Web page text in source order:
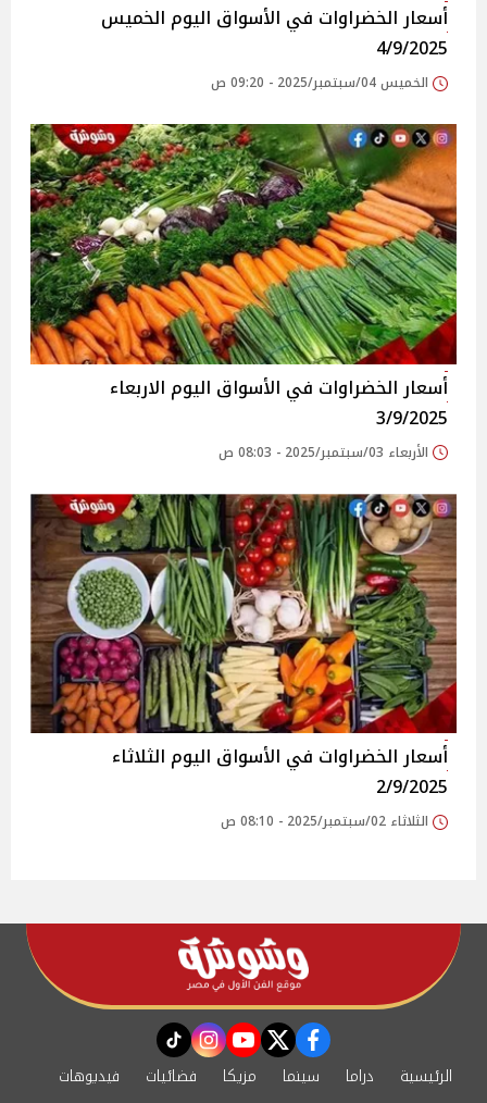
أسعار الخضراوات في الأسواق‎‎ اليوم الخميس
4/9/2025
الخميس 04/سبتمبر/2025 - 09:20 ص
أسعار الخضراوات في الأسواق‎‎ اليوم الاربعاء
3/9/2025
الأربعاء 03/سبتمبر/2025 - 08:03 ص
أسعار الخضراوات في الأسواق‎‎ اليوم الثلاثاء
2/9/2025
الثلاثاء 02/سبتمبر/2025 - 08:10 ص
facebook
twitter
youtube
instagram
tiktok
الرئيسية دراما سينما مزيكا فضائيات
فيديوهات